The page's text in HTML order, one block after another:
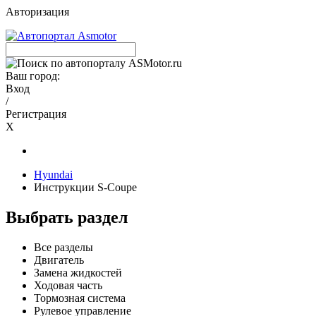
Авторизация
Ваш город:
Вход
/
Регистрация
X
Hyundai
Инструкции S-Coupe
Выбрать раздел
Все разделы
Двигатель
Замена жидкостей
Ходовая часть
Тормозная система
Рулевое управление